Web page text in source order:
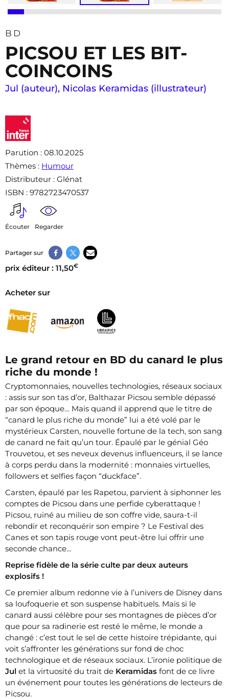
BD
PICSOU ET LES BIT-
COINCOINS
Jul (auteur), Nicolas Keramidas (illustrateur)
Parution : 08.10.2025
Thèmes : Humour
Distributeur : Glénat
ISBN : 9782723470537
Écouter Regarder
Partager sur
prix éditeur : 11,50€
Acheter sur
Le grand retour en BD du canard le plus
riche du monde !
Cryptomonnaies, nouvelles technologies, réseaux sociaux
: assis sur son tas d’or, Balthazar Picsou semble dépassé
par son époque… Mais quand il apprend que le titre de
“canard le plus riche du monde” lui a été volé par le
mystérieux Carsten, nouvelle fortune de la tech, son sang
de canard ne fait qu’un tour. Épaulé par le génial Géo
Trouvetou, et ses neveux devenus influenceurs, il se lance
à corps perdu dans la modernité : monnaies virtuelles,
followers et selfies façon “duckface”.
Carsten, épaulé par les Rapetou, parvient à siphonner les
comptes de Picsou dans une perfide cyberattaque !
Picsou, ruiné au milieu de son coffre vide, saura-t-il
rebondir et reconquérir son empire ? Le Festival des
Canes et son tapis rouge vont peut-être lui offrir une
seconde chance…
Reprise fidèle de la série culte par deux auteurs
explosifs !
Ce premier album redonne vie à l’univers de Disney dans
sa loufoquerie et son suspense habituels. Mais si le
canard aussi célèbre pour ses montagnes de pièces d’or
que pour sa radinerie est resté le même, le monde a
changé : c’est tout le sel de cette histoire trépidante, qui
voit s’affronter les générations sur fond de choc
technologique et de réseaux sociaux. L’ironie politique de
Jul et la virtuosité du trait de Keramidas font de ce livre
un événement pour toutes les générations de lecteurs de
Picsou.